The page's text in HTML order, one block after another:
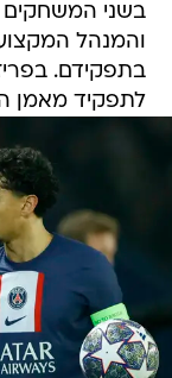
בשני המשחקים
והמנהל
בתפקידם.
לתפקיד מאמן